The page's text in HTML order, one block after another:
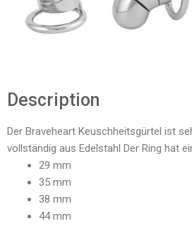
Description
Der Braveheart Keuschheitsgürtel ist
vollständig aus Edelstahl Der Ring hat
29 mm
35 mm
38 mm
44 mm